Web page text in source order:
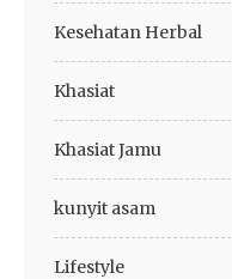
Kesehatan Herbal
Khasiat
Khasiat Jamu
kunyit asam
Lifestyle